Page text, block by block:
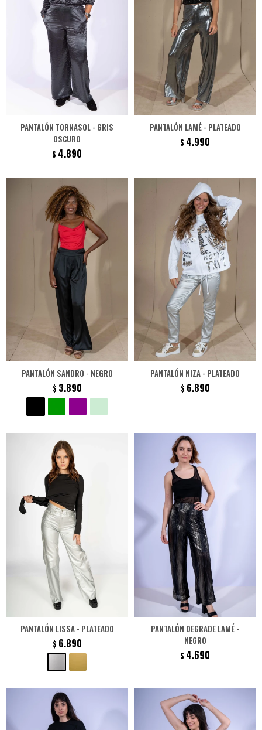
PANTALÓN TORNASOL - GRIS
OSCURO
$ 4.890
PANTALÓN LAMÉ - PLATEADO
$ 4.990
PANTALÓN SANDRO - NEGRO
$ 3.890
PANTALÓN NIZA - PLATEADO
$ 6.890
PANTALÓN LISSA - PLATEADO
$ 6.890
PANTALÓN DEGRADE LAMÉ -
NEGRO
$ 4.690